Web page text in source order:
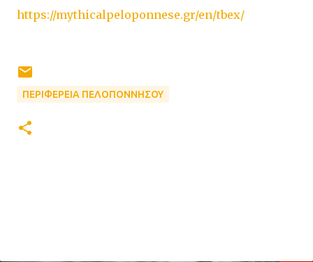
https://mythicalpeloponnese.gr/en/tbex/
ΠΕΡΙΦΕΡΕΙΑ ΠΕΛΟΠΟΝΝΗΣΟΥ